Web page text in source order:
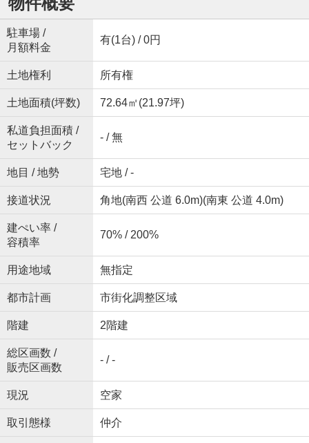
駐車場 /
月額料金
有(1台) / 0円
土地権利 所有権
土地面積(坪数) 72.64㎡(21.97坪)
私道負担面積 /
セットバック
- / 無
地目 / 地勢 宅地 / -
接道状況 角地(南西 公道 6.0m)(南東 公道 4.0m)
建ぺい率 /
容積率
70% / 200%
用途地域 無指定
都市計画 市街化調整区域
階建 2階建
総区画数 /
販売区画数
- / -
現況 空家
取引態様 仲介